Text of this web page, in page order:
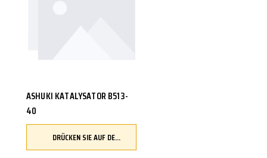
ASHUKI KATALYSATOR B513-
40
DRÜCKEN SIE AUF DEN BUTTON, UM IHR FAHRZEUG ZU ÜBERPRÜFEN UND SICHERZUSTELLEN, DASS DIESES TEIL KOMPATIBEL IST, BEVOR SIE ES BESTELLEN